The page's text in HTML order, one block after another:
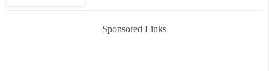
Sponsored Links